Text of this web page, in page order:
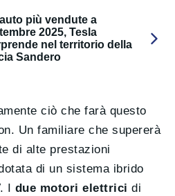
più vendute a
2025, Tesla
nel territorio della
Sandero
ciò che farà questo
Un familiare che supererà
di alte prestazioni
di un sistema ibrido
I due motori elettrici di